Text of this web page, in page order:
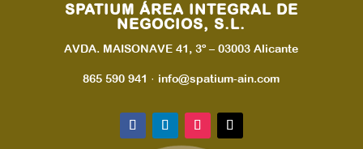
SPATIUM ÁREA INTEGRAL DE
NEGOCIOS, S.L.
AVDA. MAISONAVE 41, 3º – 03003 Alicante
865 590 941 · info@spatium-ain.com